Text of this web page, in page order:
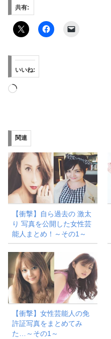
共有:
いいね:
読
み
中…
関連
【衝撃】自ら過去の 激太
り 写真を公開した女性芸
能人まとめ！～その1～
【衝撃】女性芸能人の免
許証写真をまとめてみ
た…～その1～